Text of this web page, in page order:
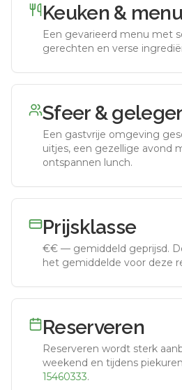
Keuken & menu
Een gevarieerd menu met
gerechten en verse
Sfeer &
Een gastvrije omgeving
uitjes, een gezellige avond
ontspannen lunch.
Prijsklasse
€€ — gemiddeld geprijsd.
het gemiddelde voor deze
Reserveren
Reserveren wordt sterk
weekend en tijdens
15460333.